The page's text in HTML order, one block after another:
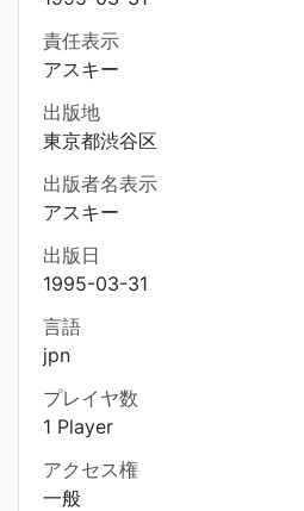
責任表示
アスキー
出版地
東京都渋谷区
出版者名表示
アスキー
出版日
1995-03-31
言語
jpn
プレイヤ数
1 Player
アクセス権
一般